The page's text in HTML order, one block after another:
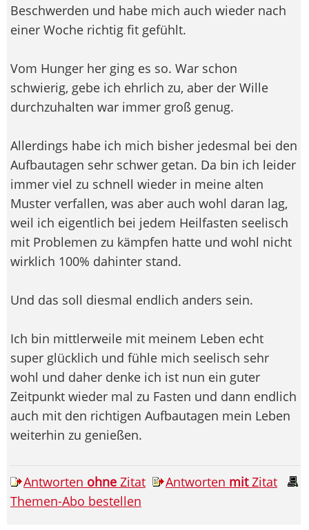
Beschwerden und habe mich auch wieder nach
einer Woche richtig fit gefühlt.
Vom Hunger her ging es so. War schon
schwierig, gebe ich ehrlich zu, aber der Wille
durchzuhalten war immer groß genug.
Allerdings habe ich mich bisher jedesmal bei den
Aufbautagen sehr schwer getan. Da bin ich leider
immer viel zu schnell wieder in meine alten
Muster verfallen, was aber auch wohl daran lag,
weil ich eigentlich bei jedem Heilfasten seelisch
mit Problemen zu kämpfen hatte und wohl nicht
wirklich 100% dahinter stand.
Und das soll diesmal endlich anders sein.
Ich bin mittlerweile mit meinem Leben echt
super glücklich und fühle mich seelisch sehr
wohl und daher denke ich ist nun ein guter
Zeitpunkt wieder mal zu Fasten und dann endlich
auch mit den richtigen Aufbautagen mein Leben
weiterhin zu genießen.
Antworten ohne Zitat Antworten mitZitat
Themen-Abo bestellen